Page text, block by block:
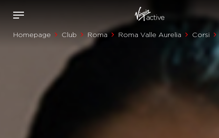
Homepage Club Roma Roma Valle Aurelia Corsi